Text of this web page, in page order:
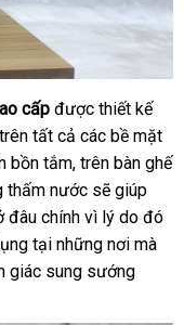
cấp đại
lý
được thiết kế
hợp
ở
đâu
uy
tín
tất cả Thái
Lan
các bề mặt
bồn tắmHàn
Quốc
, trên bàn ghế
thấm nước xuất
xứ
sẽ giúp
đâu chính vì lý do đó
tại mới
nhất
những nơi giá
rẻ
mà
giác sung sướng